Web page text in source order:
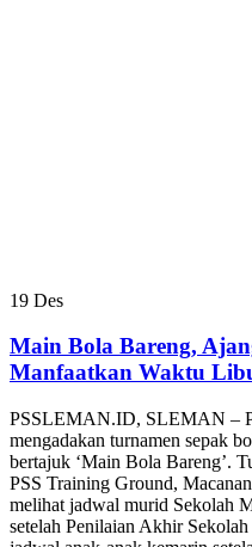
19 Des
Main Bola Bareng,
Manfaatkan Waktu
PSSLEMAN.ID, SLEMAN –
mengadakan turnamen sepak
bertajuk ‘Main Bola Bareng’.
PSS Training Ground,
melihat jadwal murid Sekolah
setelah Penilaian Akhir